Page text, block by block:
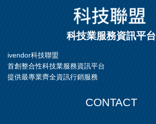
科技業服務資訊平台
ivendor科技聯盟
首創整合性科技業服務資訊平台
提供最專業齊全資訊行銷服務
CONTACT